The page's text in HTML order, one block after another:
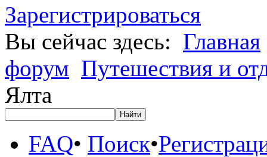
Зарегистрироваться
Вы сейчас здесь: Главная
форум Путешествия и
Ялта
FAQ• Поиск•